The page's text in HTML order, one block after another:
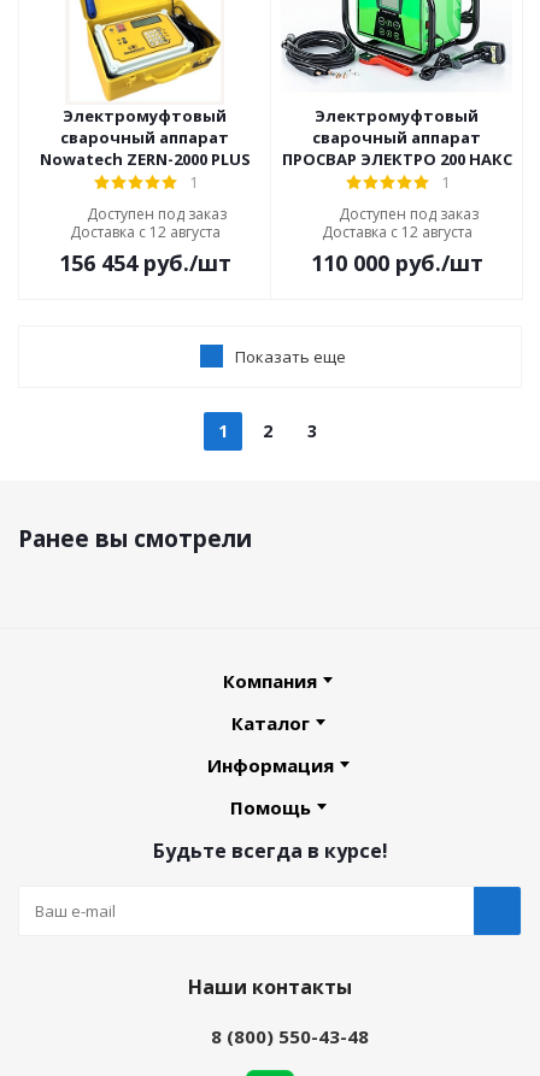
Электромуфтовый
сварочный аппарат
Nowatech ZERN-2000 PLUS
1
Доступен под заказ
Доставка с 12 августа
156 454руб./шт
Электромуфтовый
сварочный аппарат
ПРОСВАР ЭЛЕКТРО 200 НАКС
1
Доступен под заказ
Доставка с 12 августа
110 000руб./шт
Показать еще
1 2 3
Ранее вы смотрели
Компания
Каталог
Информация
Помощь
Будьте всегда в курсе!
Наши контакты
8 (800) 550-43-48